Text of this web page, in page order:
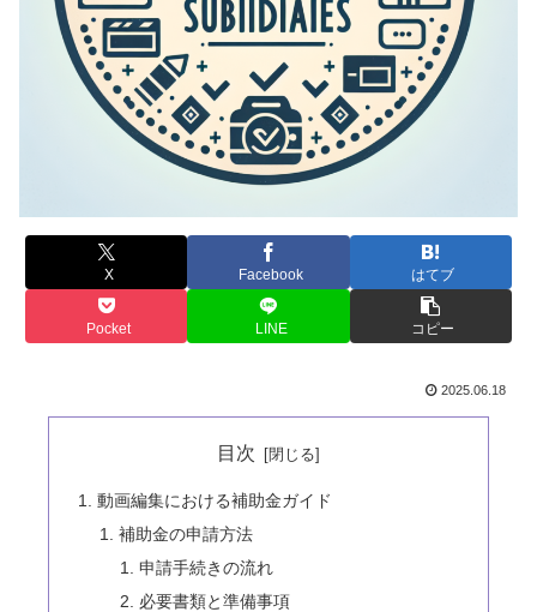
X Facebook はてブ
Pocket LINE コピー
2025.06.18
目次
動画編集における補助金ガイド
補助金の申請方法
申請手続きの流れ
必要書類と準備事項